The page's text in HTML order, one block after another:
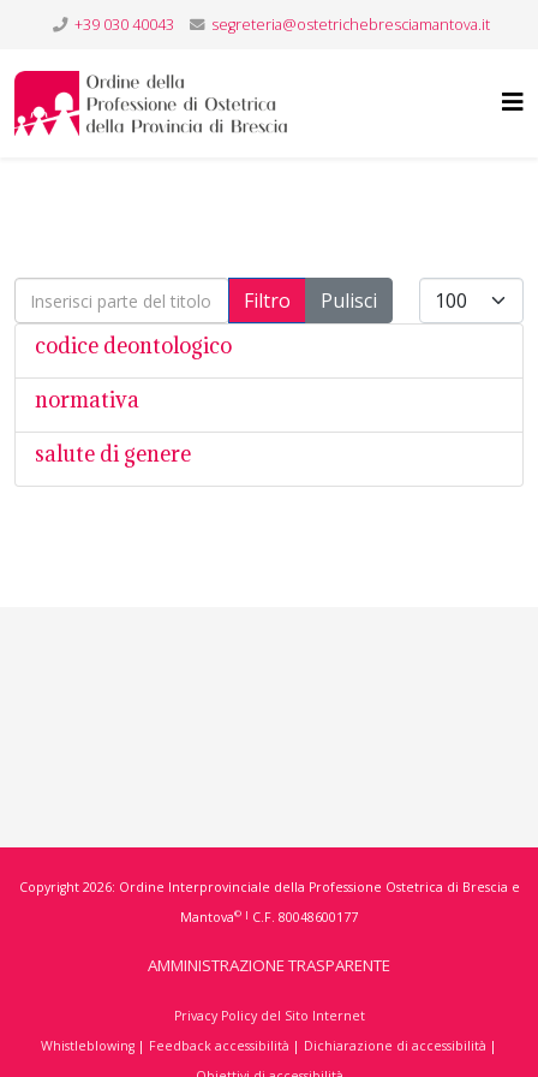
+39 030 40043 segreteria@ostetrichebresciamantova.it
Inserisci parte del titolo Filtro Pulisci Visualizza #
codice deontologico
normativa
salute di genere
Copyright 2026: Ordine Interprovinciale della Professione Ostetrica di Brescia e
Mantova© | C.F. 80048600177
AMMINISTRAZIONE TRASPARENTE
Privacy Policy del Sito Internet
Whistleblowing | Feedback accessibilità | Dichiarazione di accessibilità |